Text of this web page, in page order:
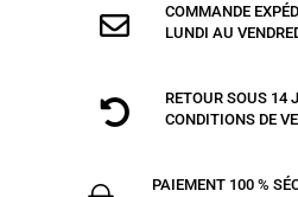

COMMANDE
LUNDI AU

RETOUR SOUS 14
CONDITIONS DE
PAIEMENT 100 %